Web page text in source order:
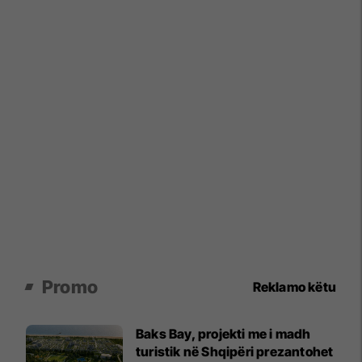
Promo Reklamo këtu
Baks Bay, projekti me i madh
turistik në Shqipëri prezantohet